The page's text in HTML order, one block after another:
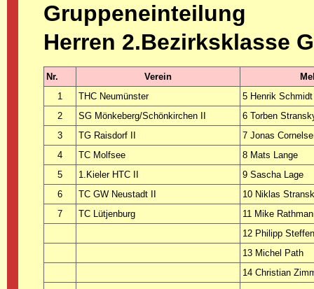
Gruppeneinteilung
Herren 2.Bezirksklasse
Nr. Verein
1
THC Neumünster
5 Henrik Schmidt
2
SG Mönkeberg/Schönkirchen II
6 Torben
3
TG Raisdorf II
7 Jonas
4
TC Molfsee
8 Mats Lange
5
1.Kieler HTC II
9 Sascha Lage
6
TC GW Neustadt II
10 Niklas
7
TC Lütjenburg
11 Mike
12 Philipp
13 Michel Path
14 Christian